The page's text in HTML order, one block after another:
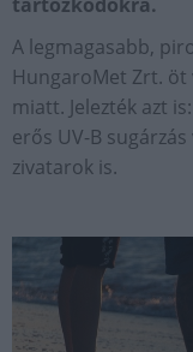
A legmagasabb,
HungaroMet Zrt. öt
miatt. Jelezték azt
erős UV-B
zivatarok is.